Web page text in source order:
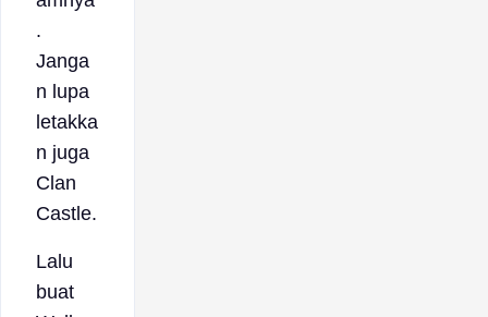
.
Janga
n lupa
letakka
n juga
Clan
Castle.
Lalu
buat